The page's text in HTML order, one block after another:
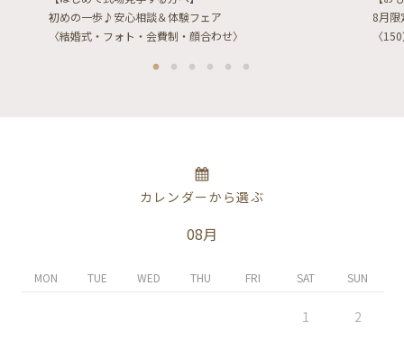
初めの一歩♪安心相談＆体験フェア
〈結婚式・フォト・会費制・顔合わせ〉
8月限
〈
カレンダーから選ぶ
08月
MON TUE WED THU FRI SAT SUN
1 2